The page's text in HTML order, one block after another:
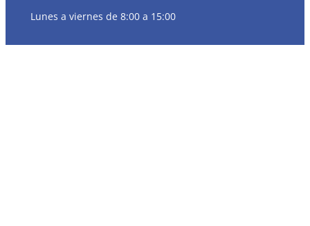
Lunes a viernes de 8:00 a 15:00